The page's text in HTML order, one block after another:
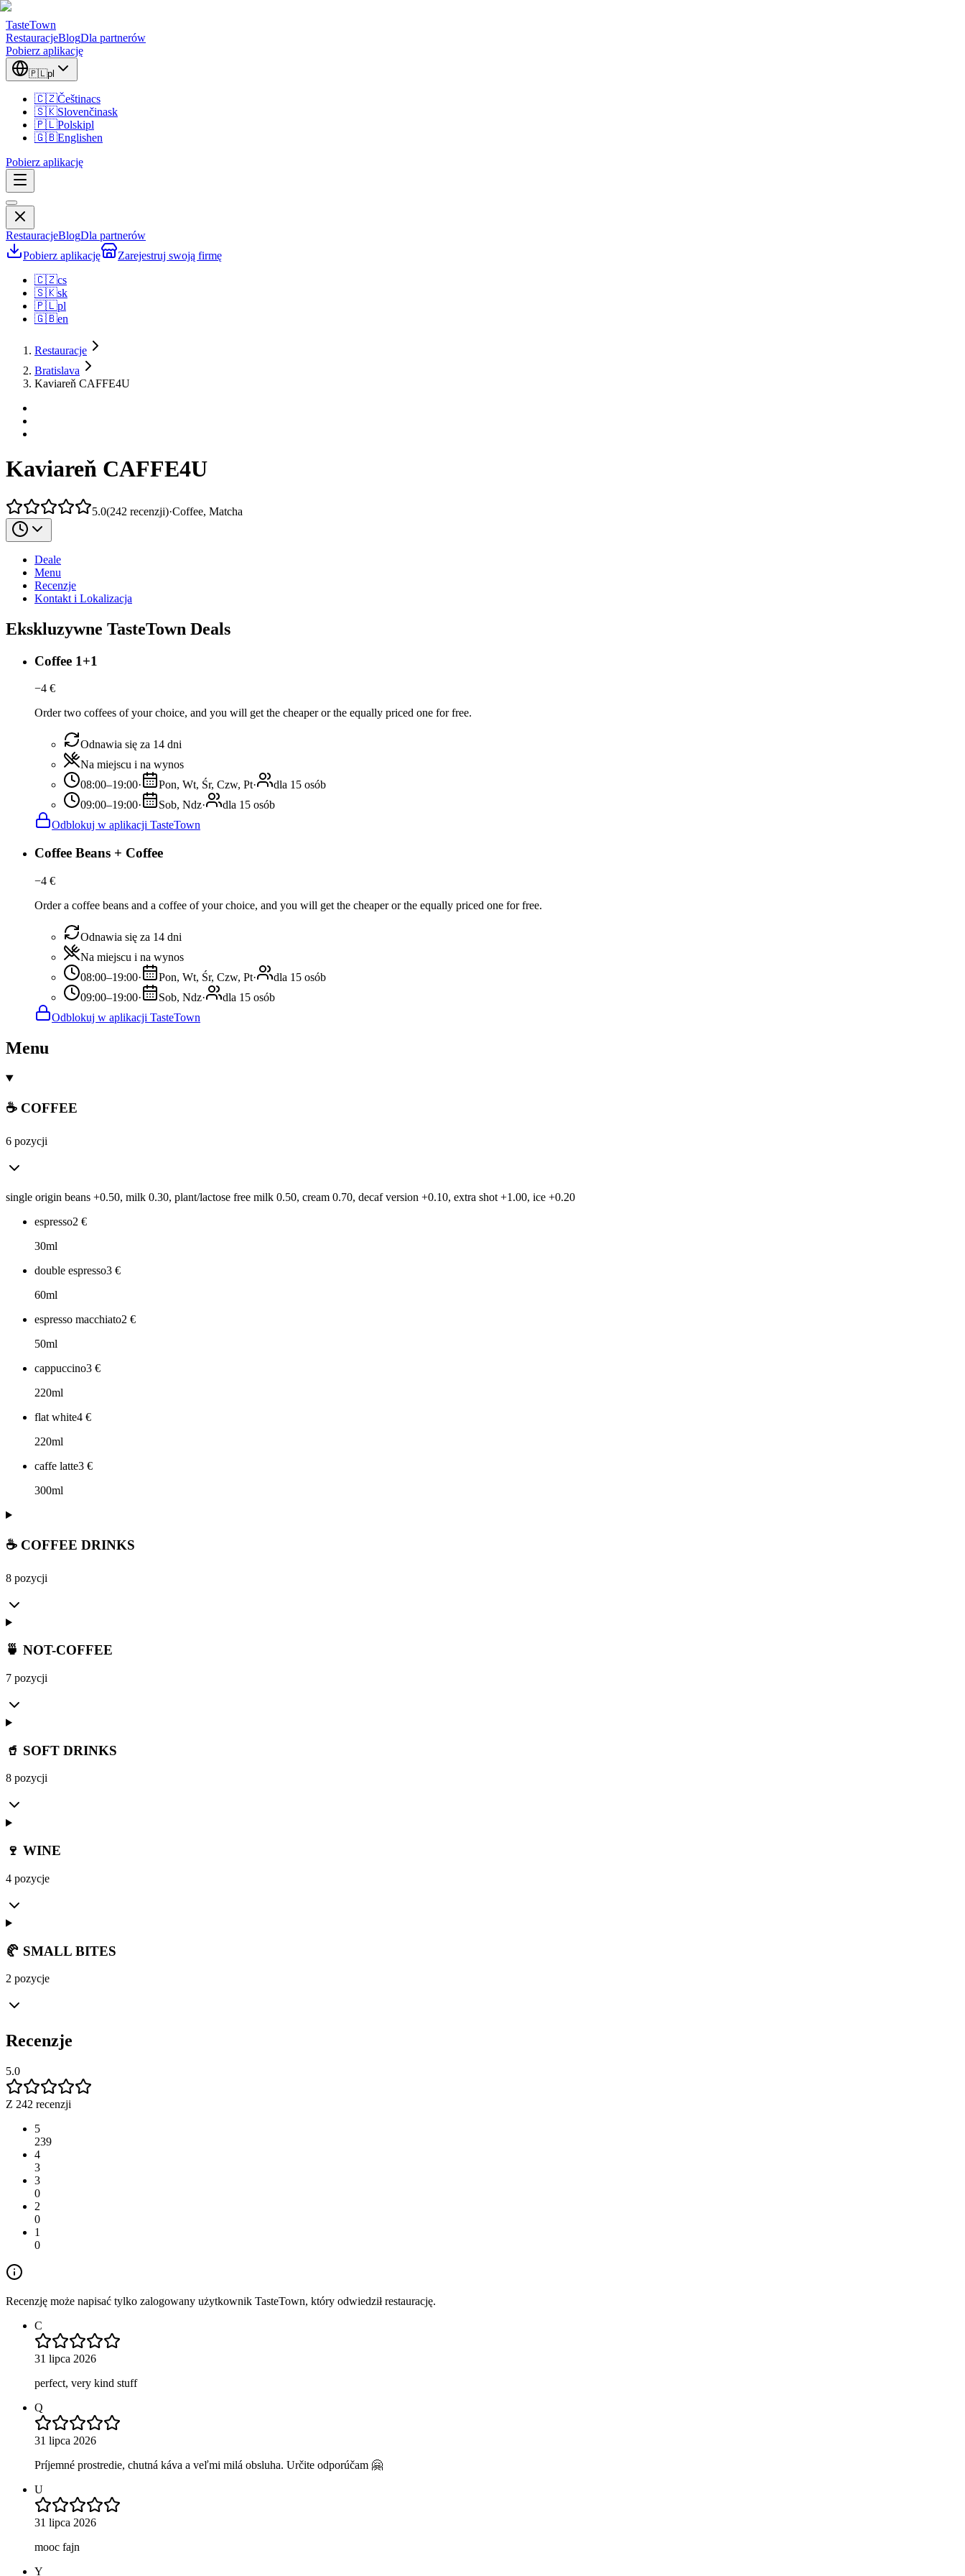
TasteTown
RestauracjeBlogDla partnerów
Pobierz aplikację
🇵🇱pl
🇨🇿Češtinacs
🇸🇰Slovenčinask
🇵🇱Polskipl
🇬🇧Englishen
Pobierz aplikację
RestauracjeBlogDla partnerów
Pobierz aplikację
Zarejestruj swoją firmę
🇨🇿cs
🇸🇰sk
🇵🇱pl
🇬🇧en
Restauracje
Bratislava
Kaviareň CAFFE4U
Kaviareň CAFFE4U
5.0(242 recenzji)·Coffee, Matcha
Deale
Menu
Recenzje
Kontakt i Lokalizacja
Ekskluzywne TasteTown Deals
Coffee 1+1
−4 €
Order two coffees of your choice, and you will get the cheaper or the equally priced one for free.
Odnawia się za 14 dni
Na miejscu i na wynos
08:00–19:00· Pon, Wt, Śr, Czw, Pt·
dla 15 osób
09:00–19:00· Sob, Ndz·
dla 15 osób
Odblokuj w aplikacji TasteTown
Coffee Beans + Coffee
−4 €
Order a coffee beans and a coffee of your choice, and you will get the cheaper or the equally priced one for free.
Odnawia się za 14 dni
Na miejscu i na wynos
08:00–19:00· Pon, Wt, Śr, Czw, Pt·
dla 15 osób
09:00–19:00· Sob, Ndz·
dla 15 osób
Odblokuj w aplikacji TasteTown
Menu
☕ COFFEE
6 pozycji
single origin beans +0.50, milk 0.30, plant/lactose free milk 0.50, cream 0.70, decaf version +0.10, extra shot +1.00, ice +0.20
espresso2 €
30ml
double espresso3 €
60ml
espresso macchiato2 €
50ml
cappuccino3 €
220ml
flat white4 €
220ml
caffe latte3 €
300ml
☕ COFFEE DRINKS
8 pozycji
🍵 NOT-COFFEE
7 pozycji
🥤 SOFT DRINKS
8 pozycji
🍷 WINE
4 pozycje
🥐 SMALL BITES
2 pozycje
Recenzje
5.0
Z 242 recenzji
5
239
4
3
3
0
2
0
1
0
Recenzję może napisać tylko zalogowany użytkownik TasteTown, który odwiedził restaurację.
C
31 lipca 2026
perfect, very kind stuff
Q
31 lipca 2026
Príjemné prostredie, chutná káva a veľmi milá obsluha. Určite odporúčam 🤗
U
31 lipca 2026
mooc fajn
Y